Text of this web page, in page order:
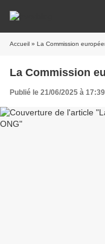
Accueil » La Commission
La Commission
Publié le 21/06/2025 à 17:39